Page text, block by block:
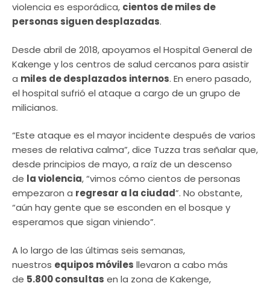
violencia es esporádica, cientos de miles de
personas siguen desplazadas.
Desde abril de 2018, apoyamos el Hospital General de
Kakenge y los centros de salud cercanos para asistir
a miles de desplazados internos. En enero pasado,
el hospital sufrió el ataque a cargo de un grupo de
milicianos.
“Este ataque es el mayor incidente después de varios
meses de relativa calma”, dice Tuzza tras señalar que,
desde principios de mayo, a raíz de un descenso
de la violencia, “vimos cómo cientos de personas
empezaron a regresar a la ciudad”. No obstante,
“aún hay gente que se esconden en el bosque y
esperamos que sigan viniendo”.
A lo largo de las últimas seis semanas,
nuestros equipos móviles llevaron a cabo más
de 5.800 consultas en la zona de Kakenge,